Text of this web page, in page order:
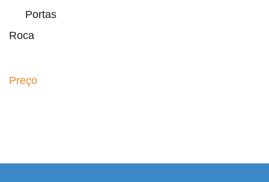
Portas
Roca
Preço